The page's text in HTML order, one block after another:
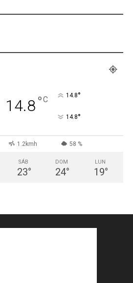
14.8°C 14.8°
14.8°
1.2kmh 58 %
SÁB
23°
DOM
24°
LUN
19°